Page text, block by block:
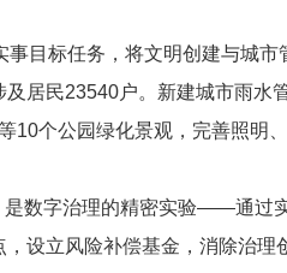
目标任务，将文明创建与城市
及居民23540户。新建城市雨水
10个公园绿化景观，完善照明
是数字治理的精密实验——通过
，设立风险补偿基金，消除治理